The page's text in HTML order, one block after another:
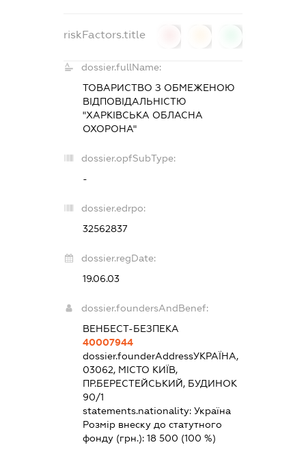
riskFactors.title
dossier.fullName:
ТОВАРИСТВО З ОБМЕЖЕНОЮ
ВІДПОВІДАЛЬНІСТЮ
"ХАРКІВСЬКА ОБЛАСНА
ОХОРОНА"
dossier.opfSubType:
-
dossier.edrpo:
32562837
dossier.regDate:
19.06.03
dossier.foundersAndBenef:
ВЕНБЕСТ-БЕЗПЕКА
40007944
dossier.founderAddressУКРАЇНА,
03062, МІСТО КИЇВ,
ПР.БЕРЕСТЕЙСЬКИЙ, БУДИНОК
90/1
statements.nationality: Україна
Розмір внеску до статутного
фонду (грн.): 18 500 (100 %)